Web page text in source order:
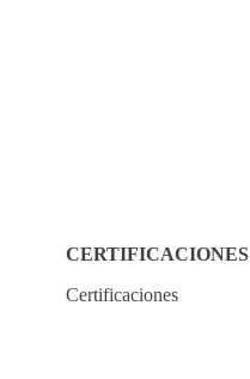
CERTIFICACIONES
Certificaciones